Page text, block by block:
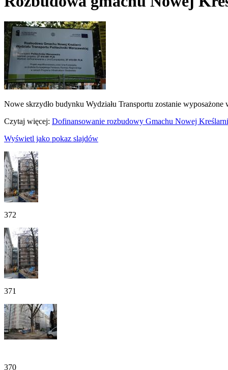
Nowe skrzydło budynku Wydziału Transportu zostanie
Czytaj więcej: Dofinansowanie rozbudowy Gmachu Nowej Kreślarni
Wyświetl jako pokaz slajdów
372
371
370